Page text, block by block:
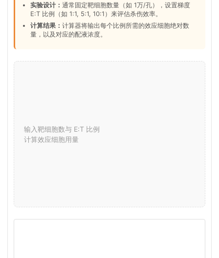
实验设计： 通常固定靶细胞数量（如 1万/孔），设置梯度
E:T 比例（如 1:1, 5:1, 10:1）来评估杀伤效率。
计算结果： 计算器将输出每个比例所需的效应细胞绝对数
量，以及对应的配液浓度。
输入靶细胞数与 E:T 比例
计算效应细胞用量